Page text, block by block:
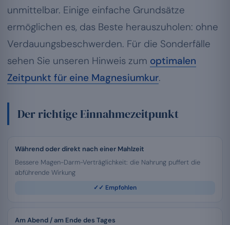
unmittelbar. Einige einfache Grundsätze
ermöglichen es, das Beste herauszuholen: ohne
Verdauungsbeschwerden. Für die Sonderfälle
sehen Sie unseren Hinweis zum optimalen
Zeitpunkt für eine Magnesiumkur.
Der richtige Einnahmezeitpunkt
Während oder direkt nach einer Mahlzeit
Bessere Magen-Darm-Verträglichkeit: die Nahrung puffert die
abführende Wirkung
✓✓ Empfohlen
Am Abend / am Ende des Tages